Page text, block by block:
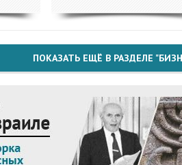
ПОКАЗАТЬ ЕЩЁ В РАЗДЕЛЕ